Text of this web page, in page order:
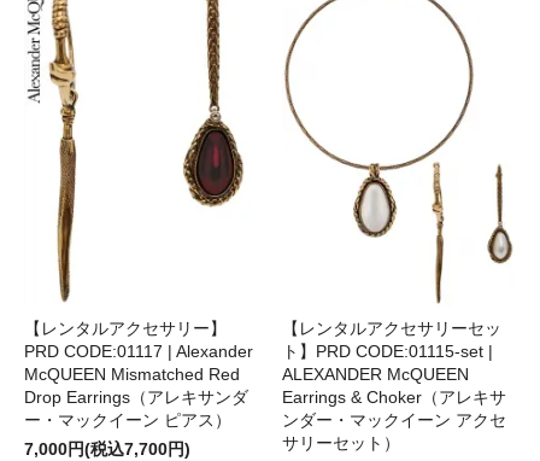
【レンタルアクセサリー】
PRD CODE:01117 | Alexander
McQUEEN Mismatched Red
Drop Earrings（アレキサンダ
ー・マックイーン ピアス）
7,000円(税込7,700円)
【レンタルアクセサリーセッ
ト】PRD CODE:01115-set |
ALEXANDER McQUEEN
Earrings & Choker（アレキサ
ンダー・マックイーン アクセ
サリーセット）